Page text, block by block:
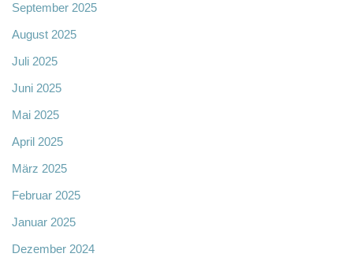
September 2025
August 2025
Juli 2025
Juni 2025
Mai 2025
April 2025
März 2025
Februar 2025
Januar 2025
Dezember 2024